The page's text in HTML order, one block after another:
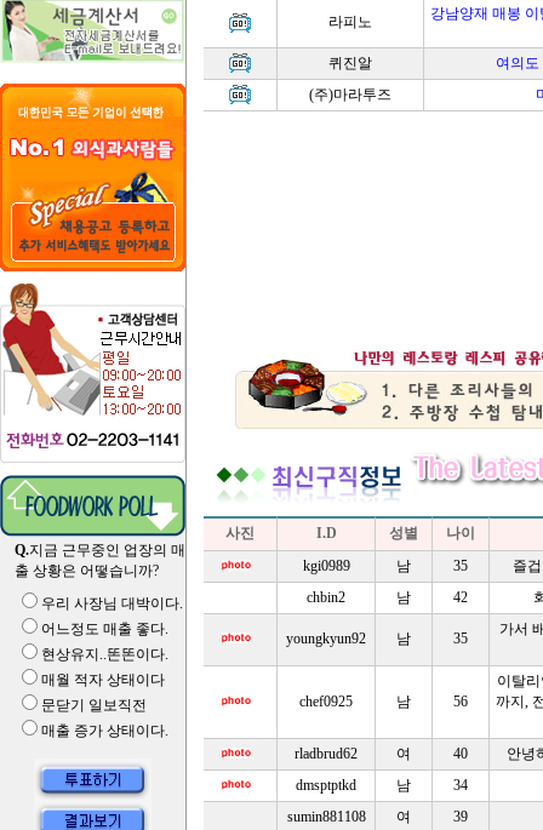
Q.지금 근무중인 업장의 매
출 상황은 어떻습니까?
우리 사장님 대박이다.
어느정도 매출 좋다.
현상유지..똔똔이다.
매월 적자 상태이다
문닫기 일보직전
매출 증가 상태이다.
라피노 강남양재 매봉
퀴진알
여의
(주)마라투즈
사진 I.D 성별
나이
kgi0989
남 35
즐
chbin2
남 42
youngkyun92 남 35
가서
chef0925 남 56
이탈
까지,
rladbrud62 여 40
안녕
dmsptptkd
남
34
sumin881108
여 39